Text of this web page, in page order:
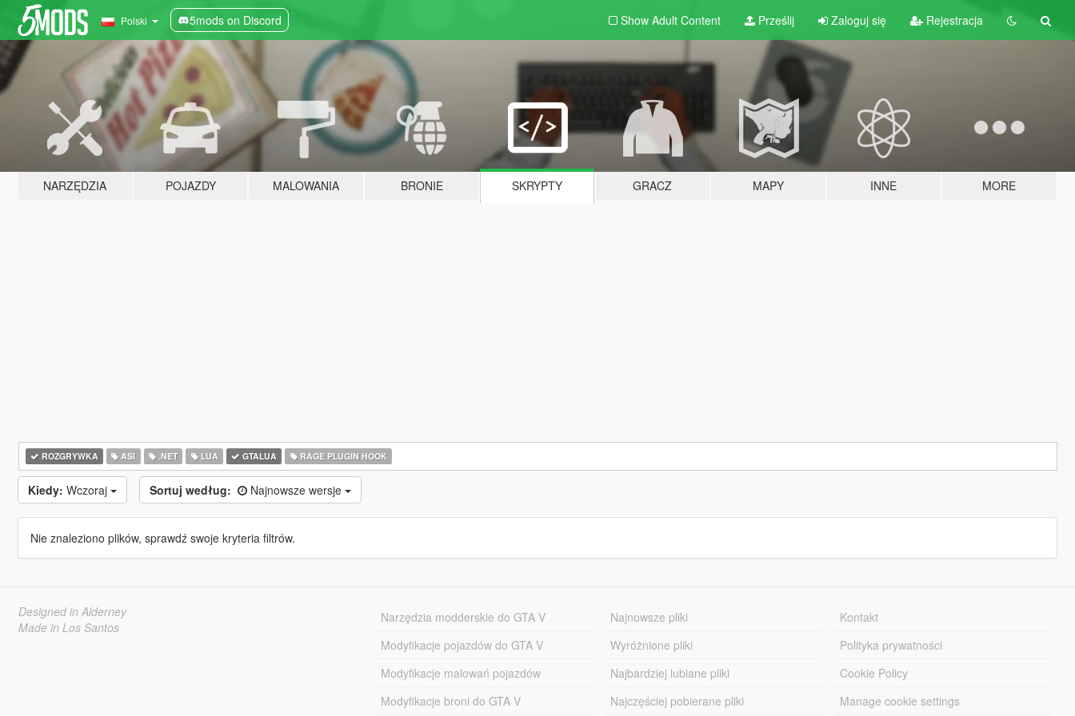
Polski 5mods on Discord Show Adult Content Prześlij Zaloguj się Rejestracja
NARZĘDZIA POJAZDY MALOWANIA BRONIE SKRYPTY GRACZ MAPY INNE MORE
ROZGRYWKA ASI .NET LUA GTALUA RAGE PLUGIN HOOK
Kiedy: Wczoraj Sortuj według: Najnowsze wersje
Nie znaleziono plików, sprawdź swoje kryteria filtrów.
Designed in Alderney
Made in Los Santos
Narzędzia modderskie do GTA V
Modyfikacje pojazdów do GTA V
Modyfikacje malowań pojazdów
Modyfikacje broni do GTA V
Najnowsze pliki
Wyróżnione pliki
Najbardziej lubiane pliki
Najczęściej pobierane pliki
Kontakt
Polityka prywatności
Cookie Policy
Manage cookie settings